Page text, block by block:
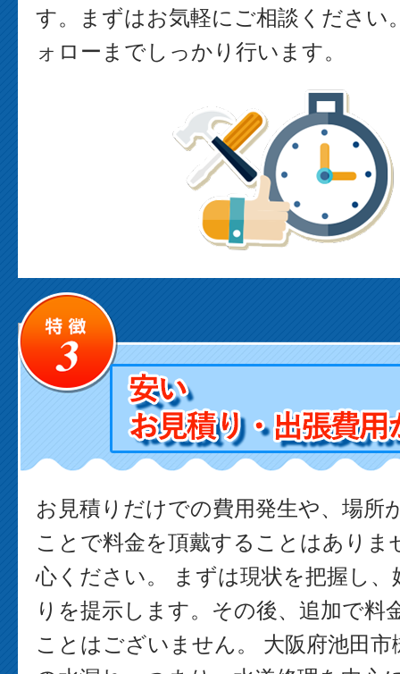
す。まずはお気軽にご相談ください
ォローまでしっかり行います。
お見積りだけでの費用発生や、場所
ことで料金を頂戴することはありま
心ください。 まずは現状を把握し
りを提示します。その後、追加で料
ことはございません。 大阪府池田